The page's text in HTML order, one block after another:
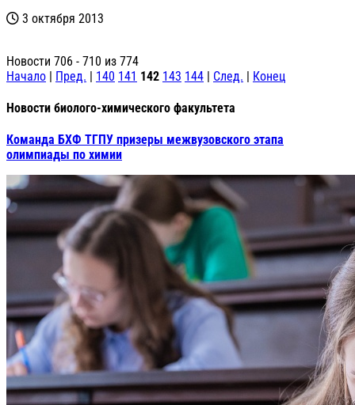
3 октября 2013
Новости 706 - 710 из 774
Начало | Пред. | 140 141 142 143 144 | След. | Конец
Новости биолого-химического факультета
Команда БХФ ТГПУ призеры межвузовского этапа
олимпиады по химии